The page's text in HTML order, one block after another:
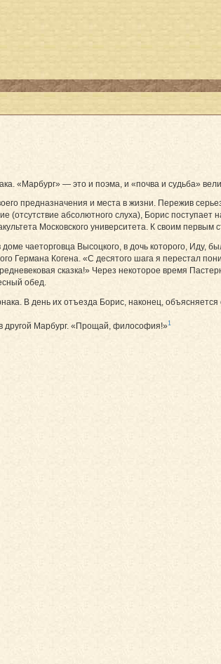
«Марбург» — это и поэма, и «почва и судьба»
предназначения и места в жизни. Пережив
(отсутствие абсолютного слуха), Борис поступает
Московского университета. К своим первым
чаеторговца Высоцкого, в дочь которого, Иду,
Германа Когена. «С десятого шага я перестал
сказка!» Через некоторое время
обед.
В день их отъезда Борис, наконец, объясняется
другой Марбург. «Прощай, философия!»1